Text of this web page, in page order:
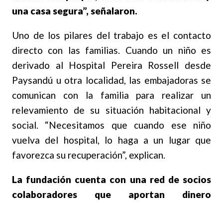
una casa segura”, señalaron.
Uno de los pilares del trabajo es el contacto
directo con las familias. Cuando un niño es
derivado al Hospital Pereira Rossell desde
Paysandú u otra localidad, las embajadoras se
comunican con la familia para realizar un
relevamiento de su situación habitacional y
social. “Necesitamos que cuando ese niño
vuelva del hospital, lo haga a un lugar que
favorezca su recuperación”, explican.
La fundación cuenta con una red de socios
colaboradores que aportan dinero